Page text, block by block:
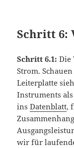
Schritt 6:
Schritt 6.1: Die
Strom.
Leiterplatte
Instruments als
insDatenblatt,
wir für